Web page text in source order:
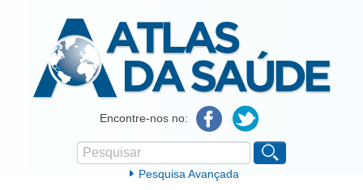
Atlas da SaúdeEncontre-nos no:
Formulário de procura
Pesquisar
Pesquisa Avançada